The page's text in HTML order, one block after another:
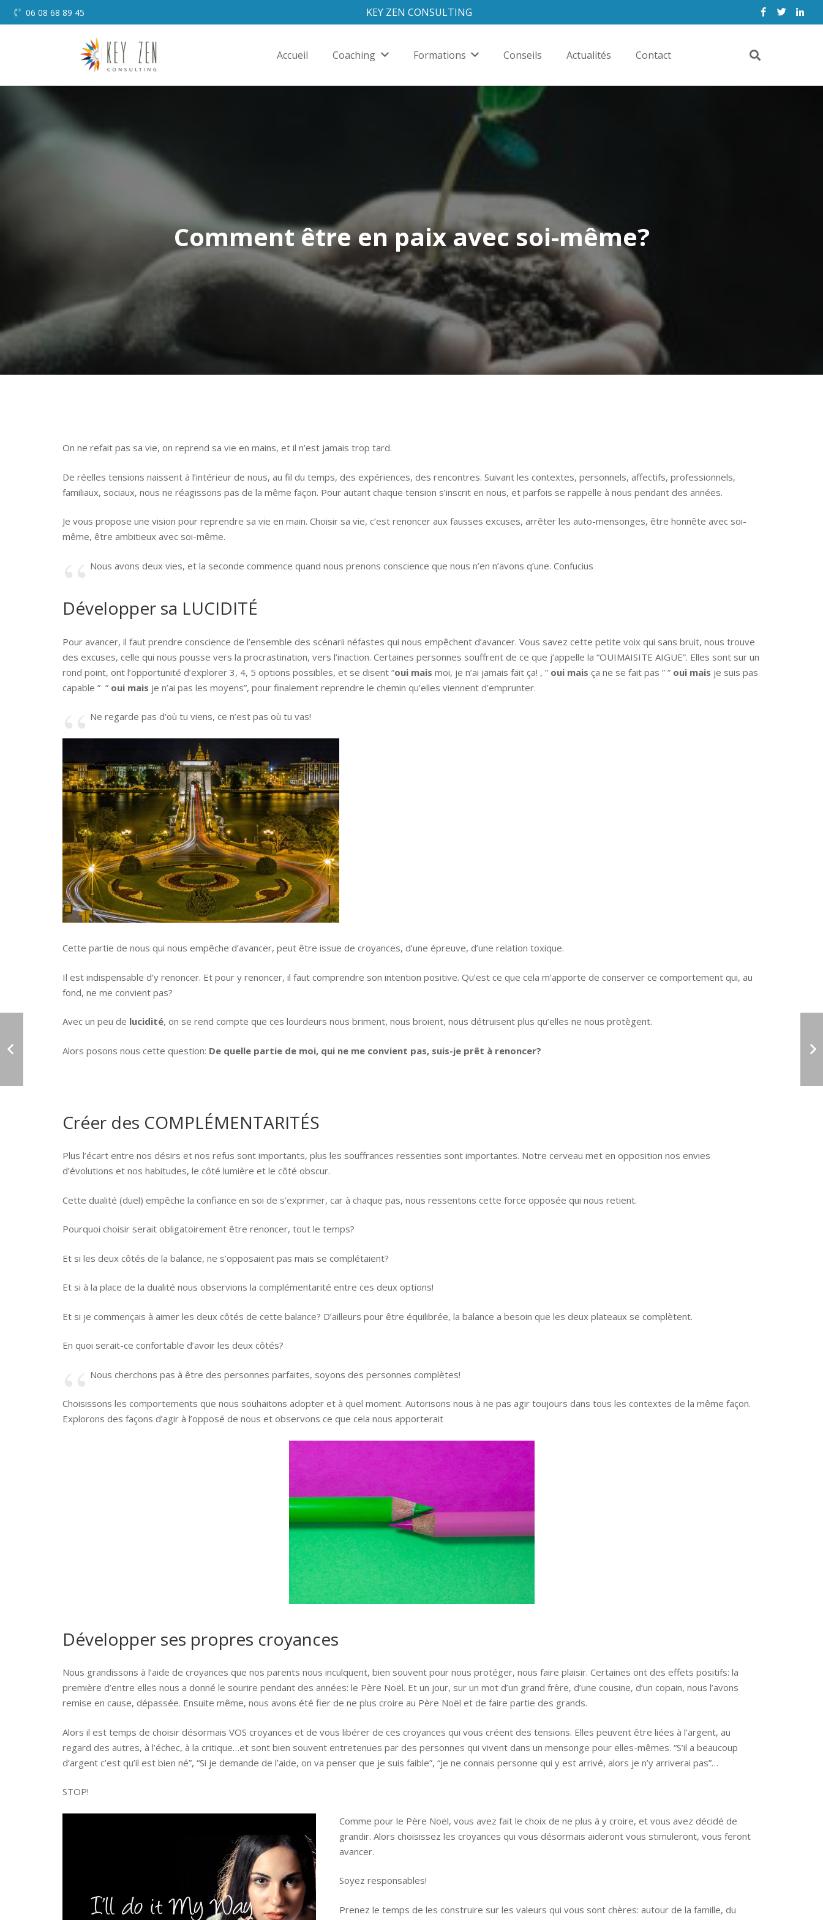
06 08 68 89 45 KEY ZEN CONSULTING
Accueil Coaching Formations Conseils Actualités Contact
Comment être en paix avec soi-même?
On ne refait pas sa vie, on reprend sa vie en mains, et il n’est jamais trop tard.
De réelles tensions naissent à l’intérieur de nous, au fil du temps, des expériences, des rencontres. Suivant les contextes, personnels, affectifs, professionnels,
familiaux, sociaux, nous ne réagissons pas de la même façon. Pour autant chaque tension s’inscrit en nous, et parfois se rappelle à nous pendant des années.
Je vous propose une vision pour reprendre sa vie en main. Choisir sa vie, c’est renoncer aux fausses excuses, arrêter les auto-mensonges, être honnête avec soi-
même, être ambitieux avec soi-même.
Nous avons deux vies, et la seconde commence quand nous prenons conscience que nous n’en n’avons q’une. Confucius
Développer sa LUCIDITÉ
Pour avancer, il faut prendre conscience de l’ensemble des scénarii néfastes qui nous empêchent d’avancer. Vous savez cette petite voix qui sans bruit, nous trouve
des excuses, celle qui nous pousse vers la procrastination, vers l’inaction. Certaines personnes souffrent de ce que j’appelle la “OUIMAISITE AIGUE”. Elles sont sur un
rond point, ont l’opportunité d’explorer 3, 4, 5 options possibles, et se disent “oui mais moi, je n’ai jamais fait ça! , ” oui mais ça ne se fait pas ” ” oui mais je suis pas
capable ” ” oui mais je n’ai pas les moyens”, pour finalement reprendre le chemin qu’elles viennent d’emprunter.
Ne regarde pas d’où tu viens, ce n’est pas où tu vas!
Cette partie de nous qui nous empêche d’avancer, peut être issue de croyances, d’une épreuve, d’une relation toxique.
Il est indispensable d’y renoncer. Et pour y renoncer, il faut comprendre son intention positive. Qu’est ce que cela m’apporte de conserver ce comportement qui, au
fond, ne me convient pas?
Avec un peu de lucidité, on se rend compte que ces lourdeurs nous briment, nous broient, nous détruisent plus qu’elles ne nous protègent.
Alors posons nous cette question: De quelle partie de moi, qui ne me convient pas, suis-je prêt à renoncer?
Créer des COMPLÉMENTARITÉS
Plus l’écart entre nos désirs et nos refus sont importants, plus les souffrances ressenties sont importantes. Notre cerveau met en opposition nos envies
d’évolutions et nos habitudes, le côté lumière et le côté obscur.
Cette dualité (duel) empêche la confiance en soi de s’exprimer, car à chaque pas, nous ressentons cette force opposée qui nous retient.
Pourquoi choisir serait obligatoirement être renoncer, tout le temps?
Et si les deux côtés de la balance, ne s’opposaient pas mais se complétaient?
Et si à la place de la dualité nous observions la complémentarité entre ces deux options!
Et si je commençais à aimer les deux côtés de cette balance? D’ailleurs pour être équilibrée, la balance a besoin que les deux plateaux se complètent.
En quoi serait-ce confortable d’avoir les deux côtés?
Nous cherchons pas à être des personnes parfaites, soyons des personnes complètes!
Choisissons les comportements que nous souhaitons adopter et à quel moment. Autorisons nous à ne pas agir toujours dans tous les contextes de la même façon.
Explorons des façons d’agir à l’opposé de nous et observons ce que cela nous apporterait
Développer ses propres croyances
Nous grandissons à l’aide de croyances que nos parents nous inculquent, bien souvent pour nous protéger, nous faire plaisir. Certaines ont des effets positifs: la
première d’entre elles nous a donné le sourire pendant des années: le Père Noël. Et un jour, sur un mot d’un grand frère, d’une cousine, d’un copain, nous l’avons
remise en cause, dépassée. Ensuite même, nous avons été fier de ne plus croire au Père Noël et de faire partie des grands.
Alors il est temps de choisir désormais VOS croyances et de vous libérer de ces croyances qui vous créent des tensions. Elles peuvent être liées à l’argent, au
regard des autres, à l’échec, à la critique…et sont bien souvent entretenues par des personnes qui vivent dans un mensonge pour elles-mêmes. “S’il a beaucoup
d’argent c’est qu’il est bien né”, “Si je demande de l’aide, on va penser que je suis faible”, “je ne connais personne qui y est arrivé, alors je n’y arriverai pas”…
STOP!
Comme pour le Père Noël, vous avez fait le choix de ne plus à y croire, et vous avez décidé de
grandir. Alors choisissez les croyances qui vous désormais aideront vous stimuleront, vous feront
avancer.
Soyez responsables!
Prenez le temps de les construire sur les valeurs qui vous sont chères: autour de la famille, du